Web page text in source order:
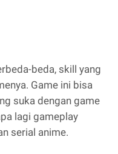
beda, skill yang
Game ini bisa
suka dengan game
lagi gameplay
serial anime.